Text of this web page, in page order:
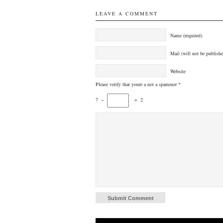
LEAVE A COMMENT
Name (required)
Mail (will not be
Website
Please verify that youre a not a spammer*
7 − = 2